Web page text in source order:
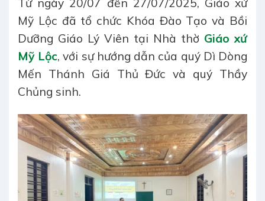
Từ ngày 20/07 đến 27/07/2025, Giáo xứ
Mỹ Lộc đã tổ chức Khóa Đào Tạo và Bồi
Dưỡng Giáo Lý Viên tại Nhà thờ Giáo xứ
Mỹ Lộc, với sự hướng dẫn của quý Dì Dòng
Mến Thánh Giá Thủ Đức và quý Thầy
Chủng sinh.